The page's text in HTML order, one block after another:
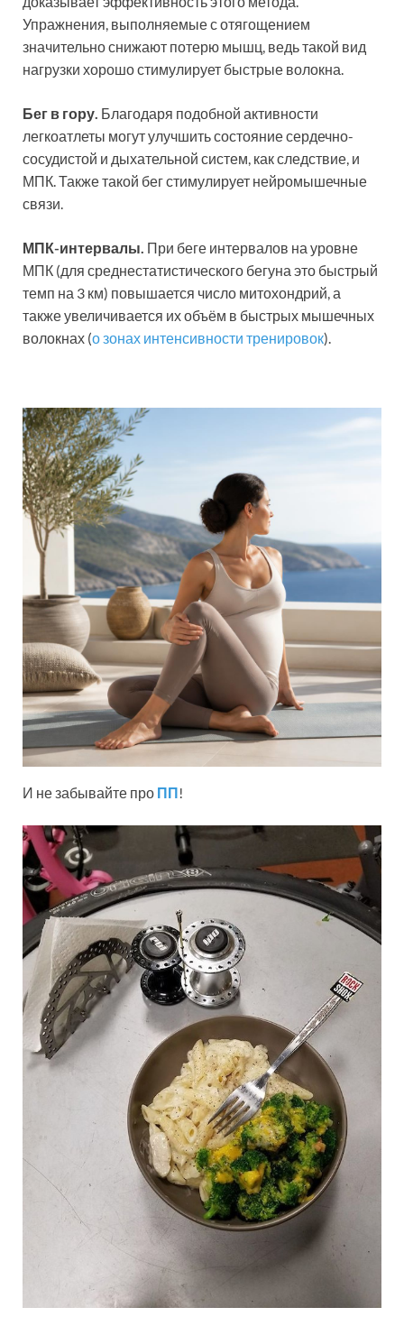
Упражнения, выполняемые с отягощением
значительно снижают потерю мышц, ведь такой вид
нагрузки хорошо стимулирует быстрые волокна.
Бег в гору. Благодаря подобной активности
легкоатлеты могут улучшить состояние сердечно-
сосудистой и дыхательной систем, как следствие, и
МПК. Также такой бег стимулирует нейромышечные
связи.
МПК-интервалы. При беге интервалов на уровне
МПК (для среднестатистического бегуна это быстрый
темп на 3 км) повышается число митохондрий, а
также увеличивается их объём в быстрых мышечных
волокнах (о зонах интенсивности тренировок).
И не забывайте про ПП!